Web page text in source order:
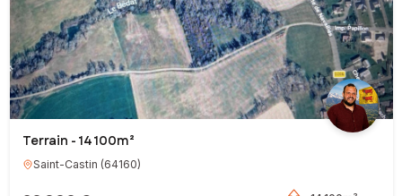
Terrain - 14 100m²
Saint-Castin (64160)